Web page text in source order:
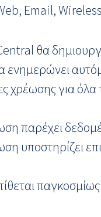
Email,
θα
ενημερώνει
χρέωσης για όλα
παρέχει
υποστηρίζει
παγκοσμίως